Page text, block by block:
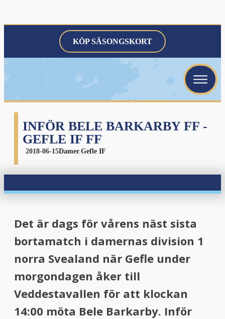
KÖP SÄSONGSKORT
INFÖR BELE BARKARBY FF -
GEFLE IF FF
2018-06-15Damer,Gefle IF
Det är dags för vårens näst sista
bortamatch i damernas division 1
norra Svealand när Gefle under
morgondagen åker till
Veddestavallen för att klockan
14:00 möta Bele Barkarby. Inför